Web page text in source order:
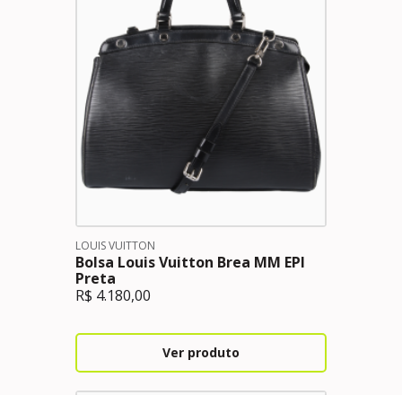
LOUIS VUITTON
Bolsa Louis Vuitton Brea MM EPI
Preta
R$ 4.180,00
Ver produto